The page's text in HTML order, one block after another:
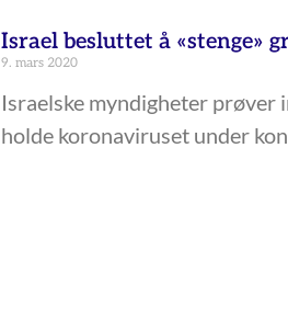
Israel besluttet å «stenge»
9. mars 2020
Israelske myndigheter prøver
holde koronaviruset under